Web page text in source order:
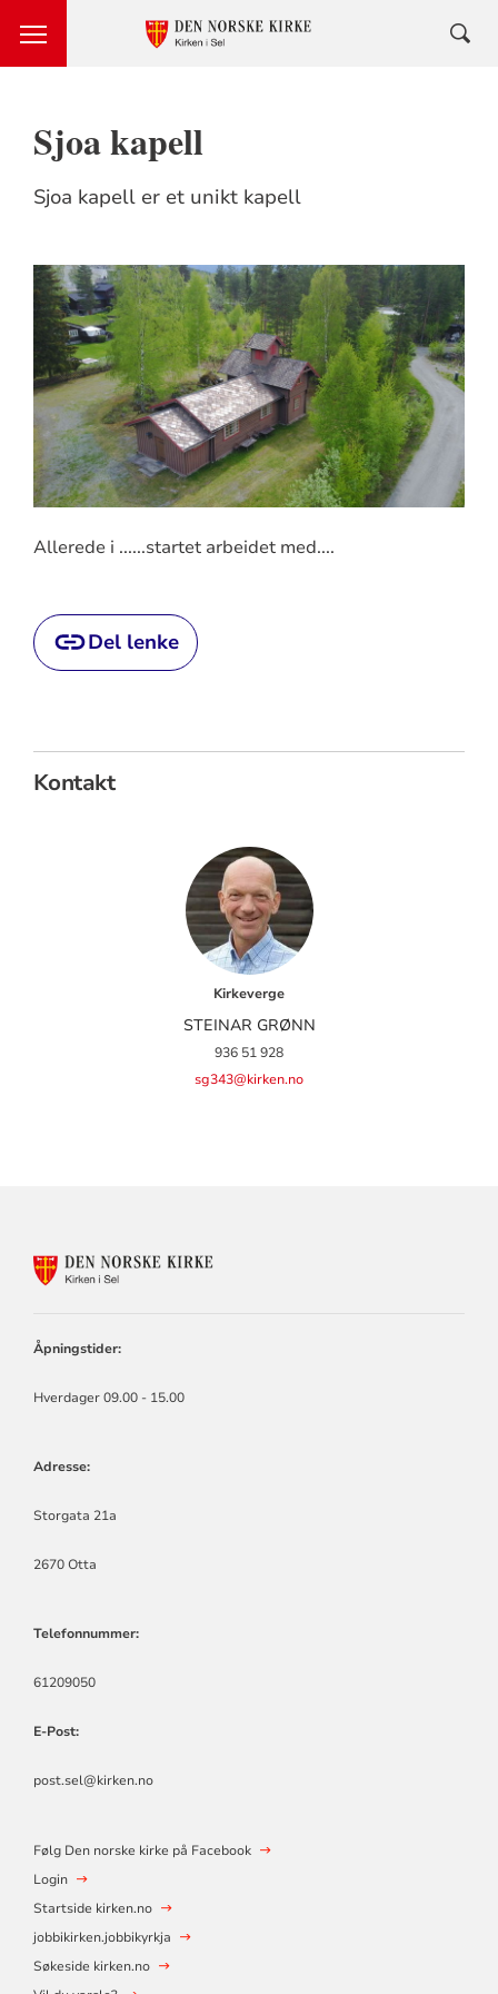
Sjoa kapell
Sjoa kapell er et unikt kapell
Allerede i ......startet arbeidet med....
Del lenke
Kontakt
Kirkeverge
STEINAR GRØNN
936 51 928
sg343@kirken.no
Åpningstider:
Hverdager 09.00 - 15.00
Adresse:
Storgata 21a
2670 Otta
Telefonnummer:
61209050
E-Post:
post.sel@kirken.no
Følg Den norske kirke på Facebook
Login
Startside kirken.no
jobbikirken.jobbikyrkja
Søkeside kirken.no